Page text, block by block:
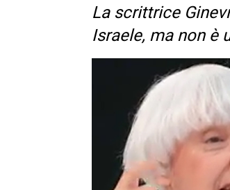
La scrittrice
Israele, ma non è